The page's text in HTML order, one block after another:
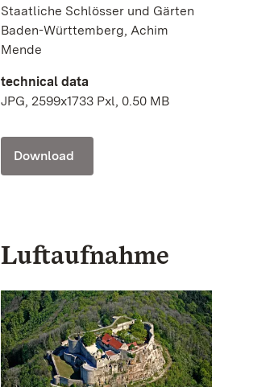
Staatliche Schlösser und Gärten
Baden-Württemberg, Achim
Mende
technical data
JPG, 2599x1733 Pxl, 0.50 MB
Download
Luftaufnahme